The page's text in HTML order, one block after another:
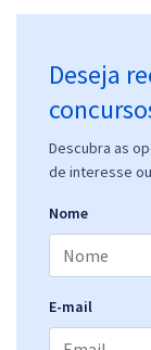
Deseja
Descubra as
de interesse
Nome
E-mail